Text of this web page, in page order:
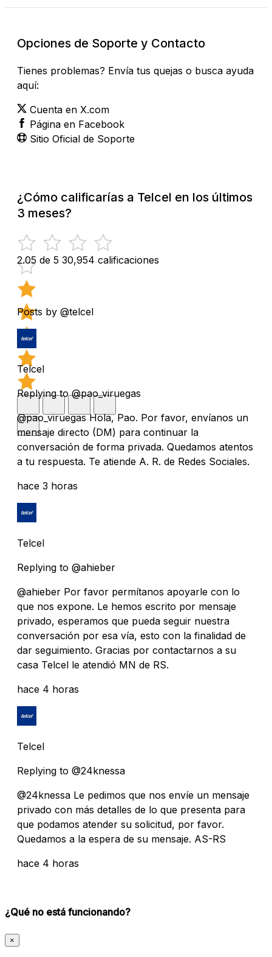
Opciones de Soporte y Contacto
Tienes problemas? Envía tus quejas o busca ayuda
aquí:
Cuenta en X.com
Página en Facebook
Sitio Oficial de Soporte
¿Cómo calificarías a Telcel en los últimos
3 meses?
2.05 de 5 30,954 calificaciones
Posts by @telcel
Telcel
Replying to @pao_viruegas
@pao_viruegas Hola, Pao. Por favor, envíanos un
mensaje directo (DM) para continuar la
conversación de forma privada. Quedamos atentos
a tu respuesta. Te atiende A. R. de Redes Sociales.
hace 3 horas
Telcel
Replying to @ahieber
@ahieber Por favor permítanos apoyarle con lo
que nos expone. Le hemos escrito por mensaje
privado, esperamos que pueda seguir nuestra
conversación por esa vía, esto con la finalidad de
dar seguimiento. Gracias por contactarnos a su
casa Telcel le atendió MN de RS.
hace 4 horas
Telcel
Replying to @24knessa
@24knessa Le pedimos que nos envíe un mensaje
privado con más detalles de lo que presenta para
que podamos atender su solicitud, por favor.
Quedamos a la espera de su mensaje. AS-RS
hace 4 horas
¿Qué no está funcionando?
×